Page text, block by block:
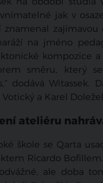
jak v
znamenal
na jméno
kompozice
směru, který
dodává Witassek.
a Karel
ateliéru
škole se Qarta
Ricardo
ale doba